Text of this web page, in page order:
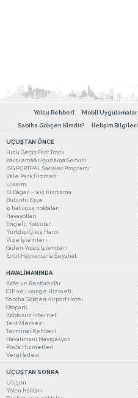
Yolcu Rehberi Mobil Uygulamalar
Sabiha Gökçen Kimdir?
İletişim Bilgileri
UÇUŞTAN ÖNCE
Hızlı Geçiş Fast Track
Karşılama&Uğurlama Servisi
ISG PORTPAL Sadakat Programı
Vale Park Hizmeti
Ulaşım
El Bagajı - Sıvı Kısıtlama
Buluntu Eşya
İç hat uçuş noktaları
Havayolları
Engelli Yolcular
Yurtdışı Çıkış Harcı
Vize İşlemleri
Giden Yolcu İşlemleri
Evcil Hayvanlarla Seyahat
HAVALİMANINDA
Kafe ve Restoranlar
CIP ve Lounge Hizmeti
Sabiha Gökçen Airport Hotel
Otopark
Kablosuz İnternet
Test Merkezi
Terminal Rehberi
Havalimanı Navigasyon
Posta Hizmetleri
Vergi İadesi
UÇUŞTAN SONRA
Ulaşım
Yolcu Hakları